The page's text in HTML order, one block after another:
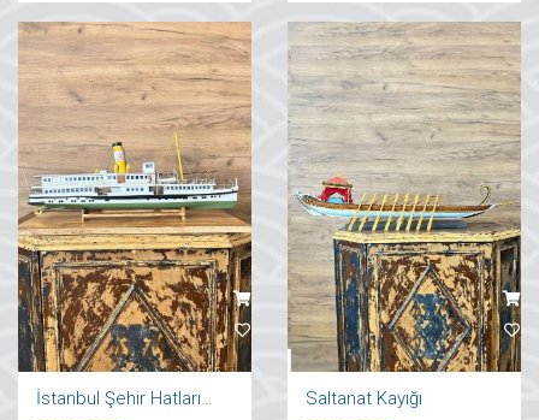
Saltanat Kayığı